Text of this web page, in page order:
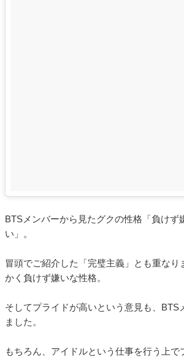
BTSメンバーから見たグクの性格「負けず
い」。
冒頭でご紹介した「完璧主義」とも重なり
かく負けず嫌いな性格。
そしてプライドが高いという意見も、BTS
ました。
もちろん、アイドルという仕事を行う上で